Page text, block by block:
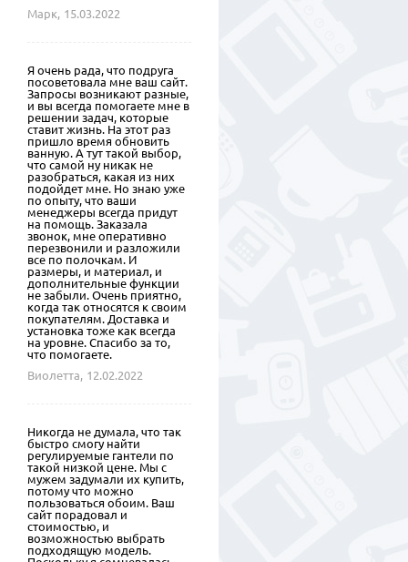
Марк, 15.03.2022
Я очень рада, что подруга
посоветовала мне ваш сайт.
Запросы возникают разные,
и вы всегда помогаете мне в
решении задач, которые
ставит жизнь. На этот раз
пришло время обновить
ванную. А тут такой выбор,
что самой ну никак не
разобраться, какая из них
подойдет мне. Но знаю уже
по опыту, что ваши
менеджеры всегда придут
на помощь. Заказала
звонок, мне оперативно
перезвонили и разложили
все по полочкам. И
размеры, и материал, и
дополнительные функции
не забыли. Очень приятно,
когда так относятся к своим
покупателям. Доставка и
установка тоже как всегда
на уровне. Спасибо за то,
что помогаете.
Виолетта, 12.02.2022
Никогда не думала, что так
быстро смогу найти
регулируемые гантели по
такой низкой цене. Мы с
мужем задумали их купить,
потому что можно
пользоваться обоим. Ваш
сайт порадовал и
стоимостью, и
возможностью выбрать
подходящую модель.